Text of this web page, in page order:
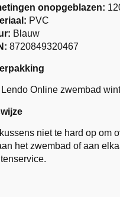
onopgeblazen:
PVC
Blauw
8720849320467
Lendo Online zwembad
niet te hard op om
het zwembad of aan